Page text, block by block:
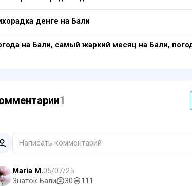
денге на Бали
на Бали, самый жаркий месяц на Бали,
1
Написать комментарий
Maria M.05/07/25
Знаток Бали
30 111